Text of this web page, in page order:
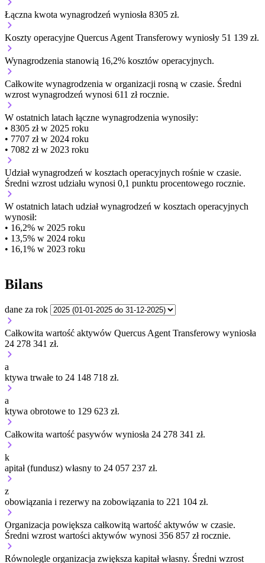
Łączna kwota wynagrodzeń wyniosła 8305 zł.
Koszty operacyjne Quercus Agent Transferowy wyniosły 51 139 zł.
Wynagrodzenia stanowią 16,2% kosztów operacyjnych.
Całkowite wynagrodzenia w organizacji rosną w czasie. Średni
wzrost wynagrodzeń wynosi 611 zł rocznie.
W ostatnich latach łączne wynagrodzenia wynosiły:
• 8305 zł w 2025 roku
• 7707 zł w 2024 roku
• 7082 zł w 2023 roku
Udział wynagrodzeń w kosztach operacyjnych rośnie w czasie.
Średni wzrost udziału wynosi 0,1 punktu procentowego rocznie.
W ostatnich latach udział wynagrodzeń w kosztach operacyjnych
wynosił:
• 16,2% w 2025 roku
• 13,5% w 2024 roku
• 16,1% w 2023 roku
Bilans
dane za rok
Całkowita wartość aktywów Quercus Agent Transferowy wyniosła
24 278 341 zł.
a
ktywa trwałe to 24 148 718 zł.
a
ktywa obrotowe to 129 623 zł.
Całkowita wartość pasywów wyniosła 24 278 341 zł.
k
apitał (fundusz) własny to 24 057 237 zł.
z
obowiązania i rezerwy na zobowiązania to 221 104 zł.
Organizacja powiększa całkowitą wartość aktywów w czasie.
Średni wzrost wartości aktywów wynosi 356 857 zł rocznie.
Równolegle organizacja zwiększa kapitał własny. Średni wzrost